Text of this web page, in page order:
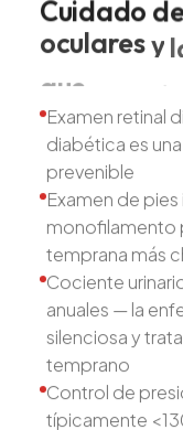
Cuidado
ocularesy
Examen retinal
diabética es
prevenible
Examen de
monofilamento
temprana más
Cociente
anuales — la
silenciosa y
temprano
Control de
típicamente